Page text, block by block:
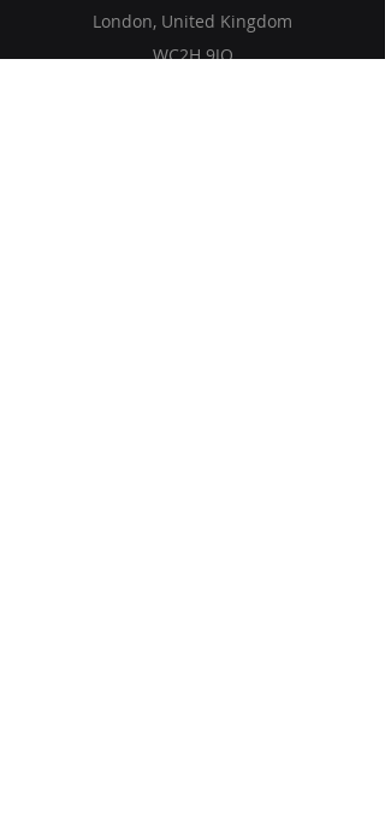
London, United Kingdom
WC2H 9JQ